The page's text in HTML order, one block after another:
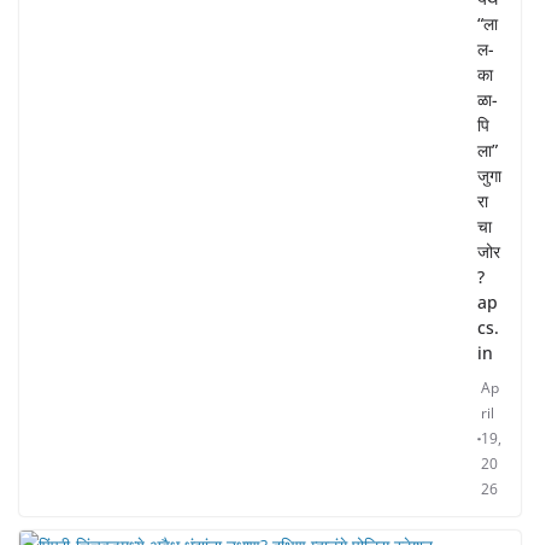
“ला
ल-
का
ळा-
पि
ला”
जुगा
रा
चा
जोर
?
ap
cs.
in
Ap
ril
19,
20
26